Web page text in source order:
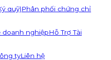
quỹ)Phân phối chứng chỉ
doanh nghiệpHỗ Trợ Tài
tyLiên hệ